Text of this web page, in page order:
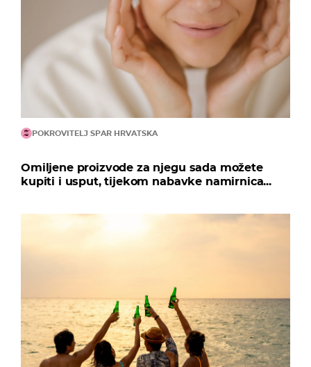
POKROVITELJ SPAR HRVATSKA
Omiljene proizvode za njegu sada možete
kupiti i usput, tijekom nabavke namirnica...